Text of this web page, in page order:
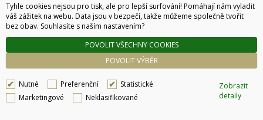
ODESLAT
Tyhle cookies nejsou pro tisk, ale pro lepší surfování! Pomáhají nám vyladit
váš zážitek na webu. Data jsou v bezpečí, takže můžeme společně tvořit
bez obav. Souhlasíte s naším nastavením?
POVOLIT VÝBĚR
POVOLIT VŠECHNY COOKIES
Nutné Preferenční
Statistické
Marketingové
Neklasifikované
Zobrazit
detaily